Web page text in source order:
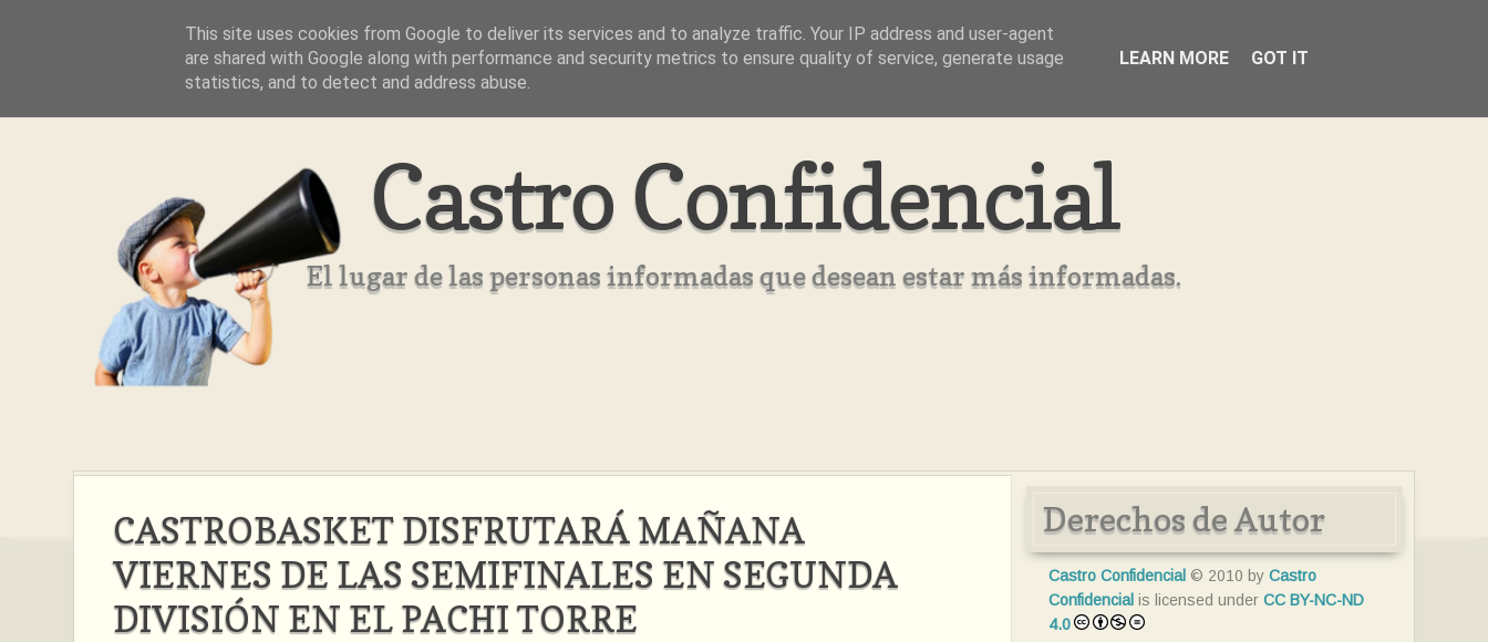
Aviso Legal Quienes Somos ??
Castro Confidencial
El lugar de las personas informadas que desean estar más informadas.
CASTROBASKET DISFRUTARÁ MAÑANA
VIERNES DE LAS SEMIFINALES EN SEGUNDA
DIVISIÓN EN EL PACHI TORRE
Derechos de Autor
Castro Confidencial © 2010 by Castro
Confidencial is licensed under CC BY-NC-ND
4.0
This site uses cookies from Google to deliver its services and to analyze traffic. Your IP address and user-agent
are shared with Google along with performance and security metrics to ensure quality of service, generate usage
statistics, and to detect and address abuse.
LEARN MORE GOT IT